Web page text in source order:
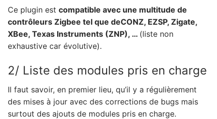
Ce plugin est compatible avec une multitude de
contrôleurs Zigbee tel que deCONZ, EZSP, Zigate,
XBee, Texas Instruments (ZNP), … (liste non
exhaustive car évolutive).
2/ Liste des modules pris en charge
Il faut savoir, en premier lieu, qu’il y a régulièrement
des mises à jour avec des corrections de bugs mais
surtout des ajouts de modules pris en charge.